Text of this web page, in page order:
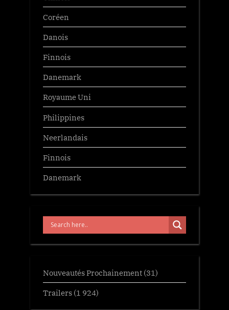
Coréen
Danois
Finnois
Danemark
Royaume Uni
Philippines
Neerlandais
Finnois
Danemark
Nouveautés Prochainement (31)
Trailers (1 924)